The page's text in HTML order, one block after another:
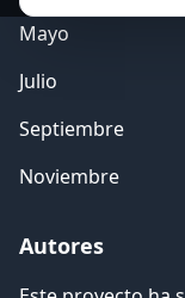
Mayo
Julio
Septiembre
Noviembre
Autores